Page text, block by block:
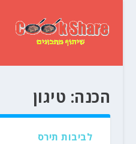
הכנה: טיגון
לביבות תירס